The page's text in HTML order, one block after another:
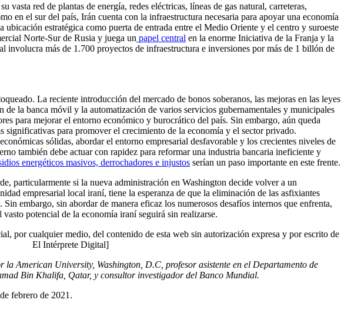
vasta red de plantas de energía, redes eléctricas, líneas de gas natural, carreteras,
en el sur del país, Irán cuenta con la infraestructura necesaria para apoyar una economía
ubicación estratégica como puerta de entrada entre el Medio Oriente y el centro y suroeste
Norte-Sur de Rusia y juega un papel central en la enorme Iniciativa de la Franja y la
involucra más de 1.700 proyectos de infraestructura e inversiones por más de 1 billón de
La reciente introducción del mercado de bonos soberanos, las mejoras en las leyes
de la banca móvil y la automatización de varios servicios gubernamentales y municipales
para mejorar el entorno económico y burocrático del país. Sin embargo, aún queda
significativas para promover el crecimiento de la economía y el sector privado.
sólidas, abordar el entorno empresarial desfavorable y los crecientes niveles de
también debe actuar con rapidez para reformar una industria bancaria ineficiente y
energéticos masivos, derrochadores e injustos serían un paso importante en este frente.
particularmente si la nueva administración en Washington decide volver a un
empresarial local iraní, tiene la esperanza de que la eliminación de las asfixiantes
embargo, sin abordar de manera eficaz los numerosos desafíos internos que enfrenta,
potencial de la economía iraní seguirá sin realizarse.
por cualquier medio, del contenido de esta web sin autorización expresa y por escrito de
El Intérprete Digital]
American University, Washington, D.C, profesor asistente en el Departamento de
Bin Khalifa, Qatar, y consultor investigador del Banco Mundial.
febrero de 2021.